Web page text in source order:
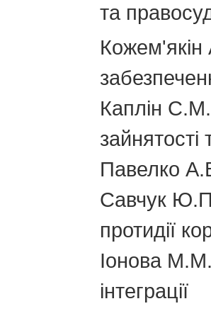
та
Кожем'якін
Каплін С.М.
зайнятості
Павелко
Савчук Ю.П.
протидії
Іонова М.М.
інтеграції